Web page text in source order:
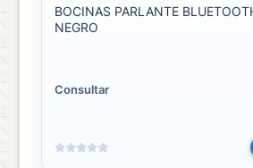
BOCINAS PARLANTE
NEGRO
Consultar